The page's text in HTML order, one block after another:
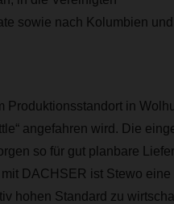
sowie nach Kolumbien und
Produktionsstandort in
angefahren wird. Die
so für gut planbare
DACHSER ist Stewo
hohen Standard zu